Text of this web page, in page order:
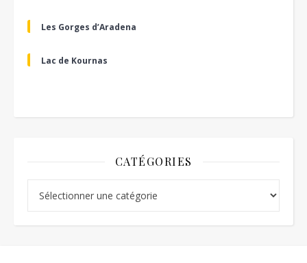
Les Gorges d’Aradena
Lac de Kournas
CATÉGORIES